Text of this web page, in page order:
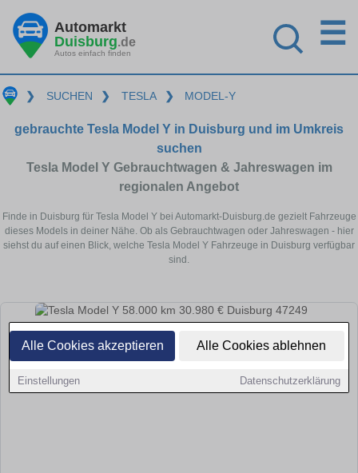
Alle Cookies akzeptieren Alle Cookies ablehnen
Einstellungen Datenschutzerklärung
Automarkt
Duisburg.de
Autos einfach finden
☰
❯ SUCHEN ❯ TESLA ❯ MODEL-Y
gebrauchte Tesla Model Y in Duisburg und im Umkreis
suchen
Tesla Model Y Gebrauchtwagen & Jahreswagen im
regionalen Angebot
Finde in Duisburg für Tesla Model Y bei Automarkt-Duisburg.de gezielt Fahrzeuge
dieses Models in deiner Nähe. Ob als Gebrauchtwagen oder Jahreswagen - hier
siehst du auf einen Blick, welche Tesla Model Y Fahrzeuge in Duisburg verfügbar
sind.